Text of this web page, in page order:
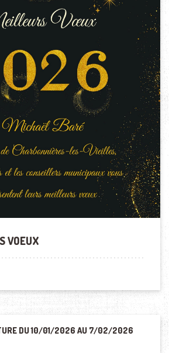
VOEUX
DU 10/01/2026 AU 7/02/2026